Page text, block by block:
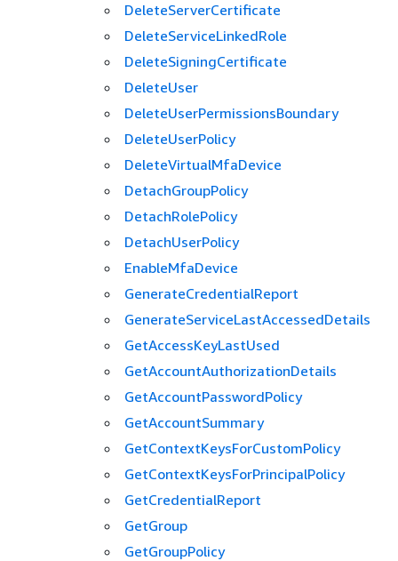
DeleteServerCertificate
DeleteServiceLinkedRole
DeleteSigningCertificate
DeleteUser
DeleteUserPermissionsBoundary
DeleteUserPolicy
DeleteVirtualMfaDevice
DetachGroupPolicy
DetachRolePolicy
DetachUserPolicy
EnableMfaDevice
GenerateCredentialReport
GenerateServiceLastAccessedDetails
GetAccessKeyLastUsed
GetAccountAuthorizationDetails
GetAccountPasswordPolicy
GetAccountSummary
GetContextKeysForCustomPolicy
GetContextKeysForPrincipalPolicy
GetCredentialReport
GetGroup
GetGroupPolicy